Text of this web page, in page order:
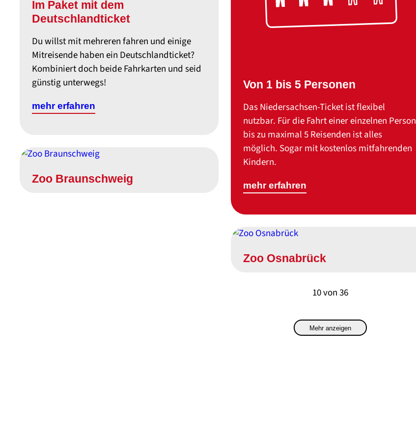
Im Paket mit dem
Deutschlandticket
Du willst mit mehreren fahren und einige
Mitreisende haben ein Deutschlandticket?
Kombiniert doch beide Fahrkarten und seid
günstig unterwegs!
mehr erfahren
Von 1 bis 5 Personen
Das Niedersachsen-Ticket ist flexibel
nutzbar. Für die Fahrt einer einzelnen Person
bis zu maximal 5 Reisenden ist alles
möglich. Sogar mit kostenlos mitfahrenden
Kindern.
mehr erfahren
Zoo Braunschweig
Zoo Osnabrück
10von36
Mehr anzeigen